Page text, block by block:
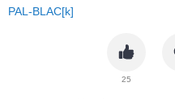
PAL-BLAC[k]
25